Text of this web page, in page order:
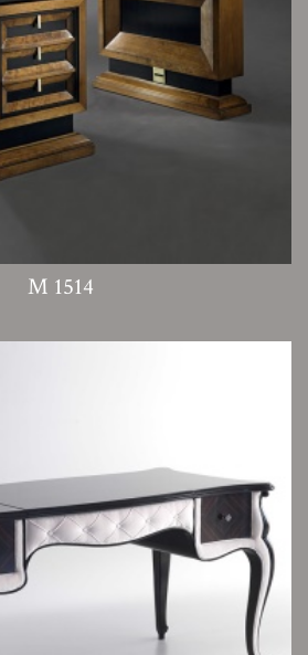
M 1514